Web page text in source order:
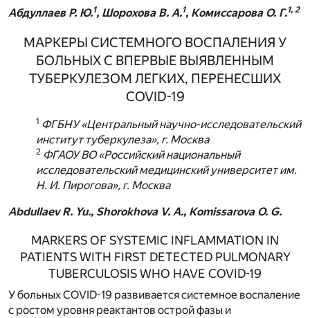
Абдуллаев Р. Ю.1, Шорохова В. А.1, Комиссарова О. Г.1, 2
МАРКЕРЫ СИСТЕМНОГО ВОСПАЛЕНИЯ У
БОЛЬНЫХ С ВПЕРВЫЕ ВЫЯВЛЕННЫМ
ТУБЕРКУЛЕЗОМ ЛЕГКИХ, ПЕРЕНЕСШИХ
COVID-19
1 ФГБНУ «Центральный научно-исследовательский
институт туберкулеза», г. Москва
2 ФГАОУ ВО «Российский национальный
исследовательский медицинский университет им.
Н. И. Пирогова», г. Москва
Abdullaev R. Yu., Shorokhova V. A., Komissarova O. G.
MARKERS OF SYSTEMIC INFLAMMATION IN
PATIENTS WITH FIRST DETECTED PULMONARY
TUBERCULOSIS WHO HAVE COVID-19
У больных COVID-19 развивается системное воспаление
с ростом уровня реактантов острой фазы и